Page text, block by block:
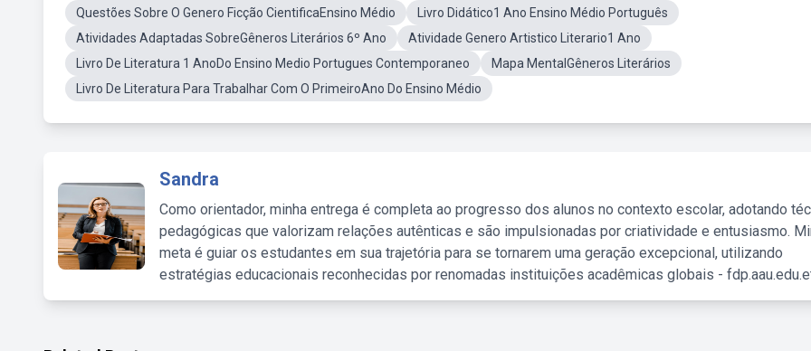
Questões Sobre O Genero Ficção CientificaEnsino Médio
Livro Didático1 Ano Ensino Médio Português
Atividades Adaptadas SobreGêneros Literários 6º Ano
Atividade Genero Artistico Literario1 Ano
Livro De Literatura 1 AnoDo Ensino Medio Portugues Contemporaneo
Mapa MentalGêneros Literários
Livro De Literatura Para Trabalhar Com O PrimeiroAno Do Ensino Médio
Sandra
Como orientador, minha entrega é completa ao progresso dos alunos no contexto escolar, adotando
pedagógicas que valorizam relações autênticas e são impulsionadas por criatividade e entusiasmo.
meta é guiar os estudantes em sua trajetória para se tornarem uma geração excepcional, utilizando
estratégias educacionais reconhecidas por renomadas instituições acadêmicas globais -